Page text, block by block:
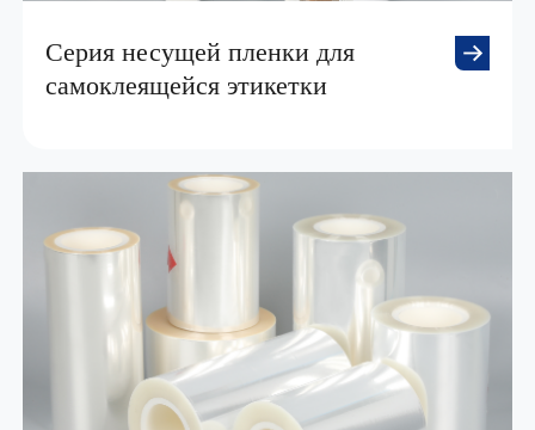
Серия несущей пленки для
самоклеящейся этикетки